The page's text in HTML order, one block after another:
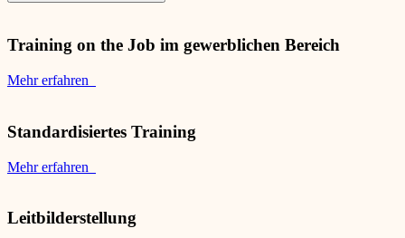
Training on the Job im gewerblichen Bereich
Mehr erfahren
Standardisiertes Training
Mehr erfahren
Leitbilderstellung